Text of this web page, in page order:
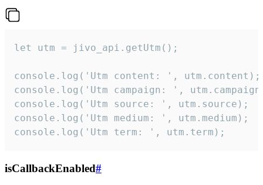
let utm = jivo_api.getUtm();
console.log('Utm content: ', utm.content);
console.log('Utm campaign: ',
console.log('Utm source: ', utm.source);
console.log('Utm medium: ', utm.medium);
console.log('Utm term: ', utm.term);
isCallbackEnabled#